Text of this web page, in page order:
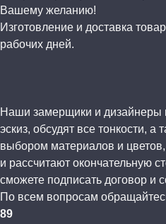
Вашему желанию!
Изготовление и доставка
рабочих дней.
Наши замерщики и дизайнеры
эскиз, обсудят все тонкости, а
выбором материалов и
и рассчитают окончательную
сможете подписать договор и
По всем вопросам
89